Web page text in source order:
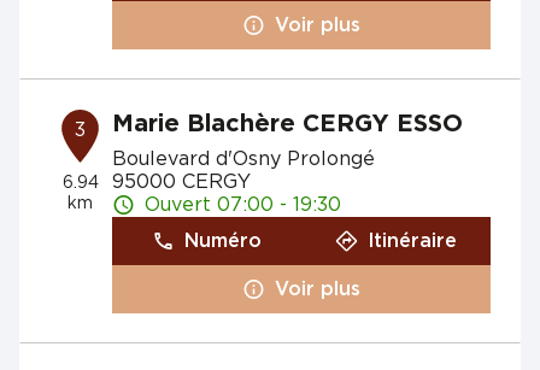
Voir plus
3
6.94
km
Marie Blachère CERGY ESSO
Boulevard d'Osny Prolongé
95000 CERGY
Ouvert 07:00 - 19:30
Numéro
Itinéraire
Voir plus